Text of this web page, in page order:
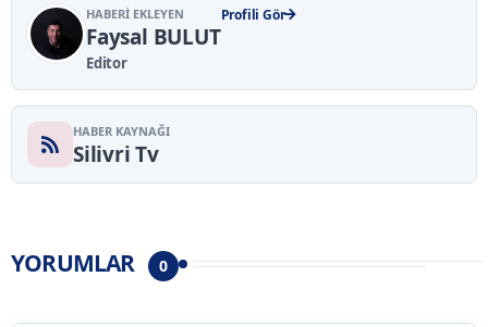
HABERI EKLEYEN
Faysal BULUT
Editor
Profili Gör
HABER KAYNAĞI
Silivri Tv
YORUMLAR 0